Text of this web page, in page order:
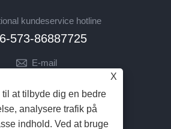
kundeservice hotline
573-86887725
E-mail
FØLG OS
X
at tilbyde dig en bedre
analysere trafik på
indhold. Ved at bruge